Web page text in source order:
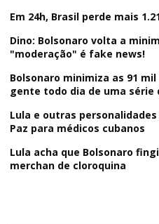
Em 24h, Brasil perde mais
Dino: Bolsonaro volta a
"moderação" é fake news!
Bolsonaro minimiza as 91
gente todo dia de uma série
Lula e outras
Paz para médicos cubanos
Lula acha que Bolsonaro
merchan de cloroquina